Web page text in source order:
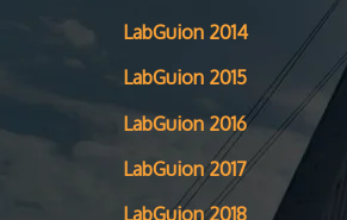
LabGuion 2014
LabGuion 2015
LabGuion 2016
LabGuion 2017
LabGuion 2018